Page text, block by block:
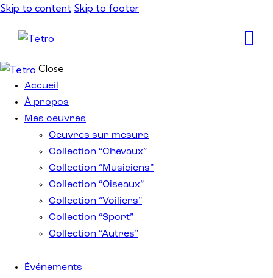
Skip to content Skip to footer
Close
Accueil
À propos
Mes oeuvres
Oeuvres sur mesure
Collection “Chevaux”
Collection “Musiciens”
Collection “Oiseaux”
Collection “Voiliers”
Collection “Sport”
Collection “Autres”
Événements